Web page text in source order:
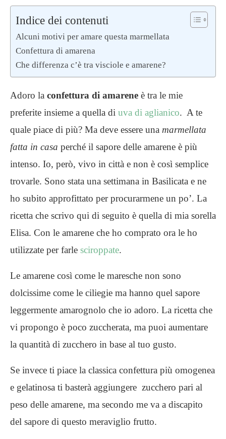
Indice dei contenuti
Alcuni motivi per amare questa marmellata
Confettura di amarena
Che differenza c’è tra visciole e amarene?
Adoro la confettura di amarene è tra le mie
preferite insieme a quella di uva di aglianico. A te
quale piace di più? Ma deve essere una marmellata
fatta in casa perché il sapore delle amarene è più
intenso. Io, però, vivo in città e non è così semplice
trovarle. Sono stata una settimana in Basilicata e ne
ho subito approfittato per procurarmene un po’. La
ricetta che scrivo qui di seguito è quella di mia sorella
Elisa. Con le amarene che ho comprato ora le ho
utilizzate per farle sciroppate.
Le amarene così come le maresche non sono
dolcissime come le ciliegie ma hanno quel sapore
leggermente amarognolo che io adoro. La ricetta che
vi propongo è poco zuccherata, ma puoi aumentare
la quantità di zucchero in base al tuo gusto.
Se invece ti piace la classica confettura più omogenea
e gelatinosa ti basterà aggiungere zucchero pari al
peso delle amarene, ma secondo me va a discapito
del sapore di questo meraviglio frutto.